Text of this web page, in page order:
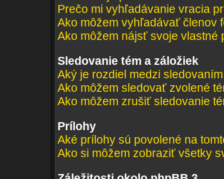
Prečo mi vyhľadávanie vracia
Ako môžem vyhľadávať členov
Ako môžem nájsť svoje vlastné
Sledovanie tém a záložiek
Aký je rozdiel medzi
Ako môžem sledovať zvolené
Ako môžem zrušiť sledovanie
Prílohy
Aké prílohy sú povolené na
Ako si môžem zobraziť všetky